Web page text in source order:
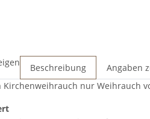
Beschreibung
Angaben
nur Weihrauch